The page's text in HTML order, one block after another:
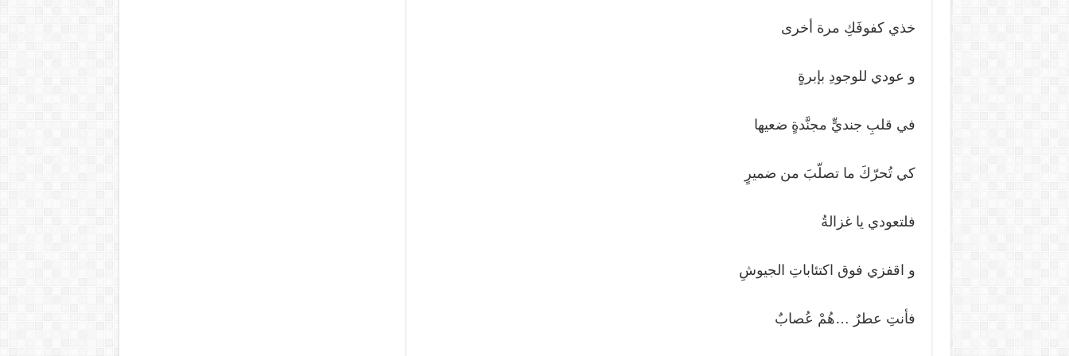
خذي كفوفَكِ مرة أخرى
و عودي للوجودِ بإبرةٍ
في قلبِ جنديٍّ مجنَّدةٍ ضعيها
كي تُحرّكَ ما تصلّبَ من ضميرٍ
فلتعودي يا غزالةُ
و اقفزي فوق اكتئاباتِ الجيوشِ
فأنتِ عطرٌ …هُمْ عُصابٌ